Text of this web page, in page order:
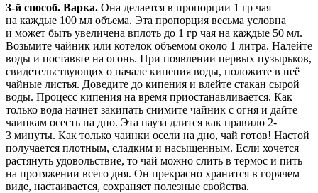
3-й способ. Варка. Она делается в пропорции 1 гр чая
на каждые 100 мл объема. Эта пропорция весьма условна
и может быть увеличена вплоть до 1 гр чая на каждые 50 мл.
Возьмите чайник или котелок объемом около 1 литра. Налейте
воды и поставьте на огонь. При появлении первых пузырьков,
свидетельствующих о начале кипения воды, положите в неё
чайные листья. Доведите до кипения и влейте стакан сырой
воды. Процесс кипения на время приостанавливается. Как
только вода начнет закипать снимите чайник с огня и дайте
чаинкам осесть на дно. Эта пауза длится как правило 2-
3 минуты. Как только чаинки осели на дно, чай готов! Настой
получается плотным, сладким и насыщенным. Если хочется
растянуть удовольствие, то чай можно слить в термос и пить
на протяжении всего дня. Он прекрасно хранится в горячем
виде, настаивается, сохраняет полезные свойства.